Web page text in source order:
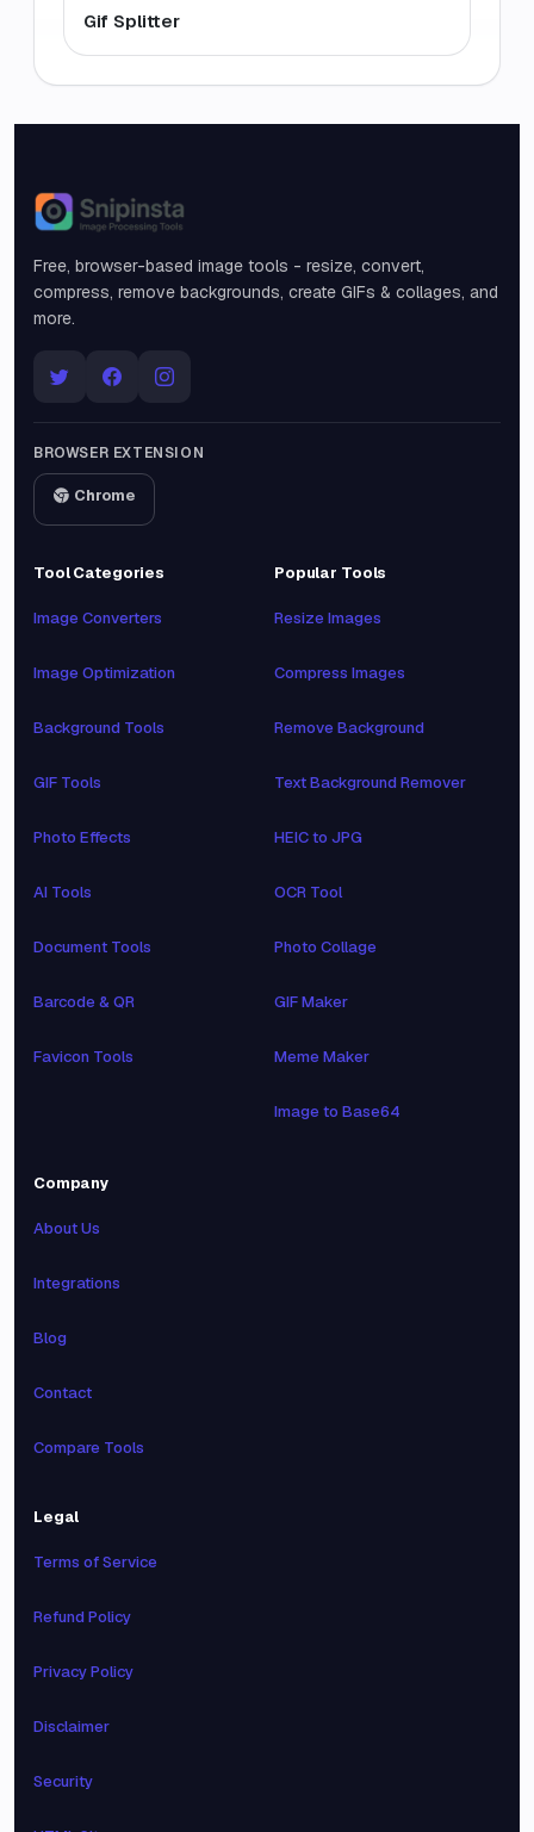
Gif Splitter
Snipinsta
Free, browser-based image tools - resize, convert,
compress, remove backgrounds, create GIFs & collages, and
more.
BROWSER EXTENSION
Chrome
Tool Categories
Image Converters
Image Optimization
Background Tools
GIF Tools
Photo Effects
AI Tools
Document Tools
Barcode & QR
Favicon Tools
Popular Tools
Resize Images
Compress Images
Remove Background
Text Background Remover
HEIC to JPG
OCR Tool
Photo Collage
GIF Maker
Meme Maker
Image to Base64
Company
About Us
Integrations
Blog
Contact
Compare Tools
Legal
Terms of Service
Refund Policy
Privacy Policy
Disclaimer
Security